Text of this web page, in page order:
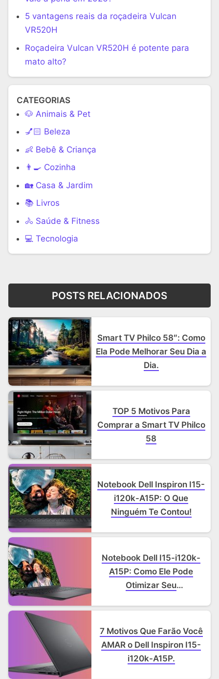
5 vantagens reais da roçadeira Vulcan
VR520H
Roçadeira Vulcan VR520H é potente para
mato alto?
CATEGORIAS
🐶 Animais & Pet
💅🏻 Beleza
👶 Bebê & Criança
👨‍🍳 Cozinha
🏡 Casa & Jardim
📚 Livros
🚴 Saúde & Fitness
‍💻 Tecnologia
POSTS RELACIONADOS
Smart TV Philco 58″: Como
Ela Pode Melhorar Seu Dia a
Dia.
TOP 5 Motivos Para
Comprar a Smart TV Philco
58
Notebook Dell Inspiron I15-
i120k-A15P: O Que
Ninguém Te Contou!
Notebook Dell I15-i120k-
A15P: Como Ele Pode
Otimizar Seu
7 Motivos Que Farão Você
AMAR o Dell Inspiron I15-
i120k-A15P.